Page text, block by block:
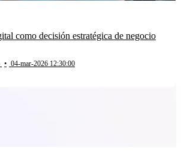
como decisión estratégica de negocio
• 04-mar-2026 12:30:00